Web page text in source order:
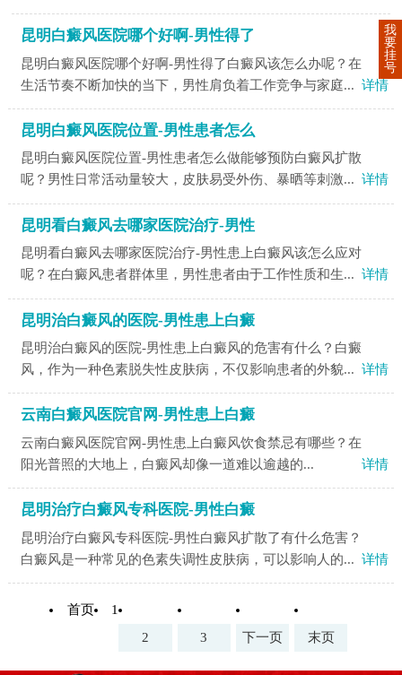
昆明白癜风医院哪个好啊-男性得了
昆明白癜风医院哪个好啊-男性得了白癜风该怎么办呢？在
生活节奏不断加快的当下，男性肩负着工作竞争与家庭... 详情
昆明白癜风医院位置-男性患者怎么
昆明白癜风医院位置-男性患者怎么做能够预防白癜风扩散
呢？男性日常活动量较大，皮肤易受外伤、暴晒等刺激... 详情
昆明看白癜风去哪家医院治疗-男性
昆明看白癜风去哪家医院治疗-男性患上白癜风该怎么应对
呢？在白癜风患者群体里，男性患者由于工作性质和生... 详情
昆明治白癜风的医院-男性患上白癜
昆明治白癜风的医院-男性患上白癜风的危害有什么？白癜
风，作为一种色素脱失性皮肤病，不仅影响患者的外貌... 详情
云南白癜风医院官网-男性患上白癜
云南白癜风医院官网-男性患上白癜风饮食禁忌有哪些？​在
阳光普照的大地上，白癜风却像一道难以逾越的...
详情
昆明治疗白癜风专科医院-男性白癜
昆明治疗白癜风专科医院-男性白癜风扩散了有什么危害？
白癜风是一种常见的色素失调性皮肤病，可以影响人的... 详情
首页
1
2
3 下一页 末页
我
要
挂
号